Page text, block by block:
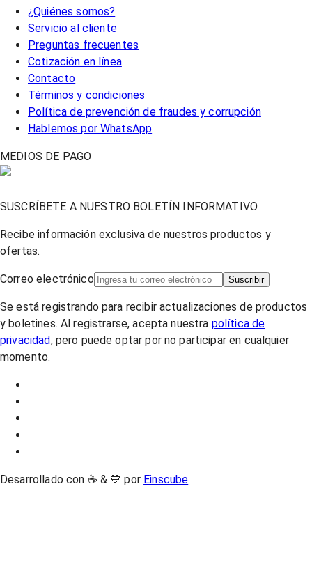
¿Quiénes somos?
Servicio al cliente
Preguntas frecuentes
Cotización en línea
Contacto
Términos y condiciones
Política de prevención de fraudes y corrupción
Hablemos por WhatsApp
MEDIOS DE PAGO
SUSCRÍBETE A NUESTRO BOLETÍN INFORMATIVO
Recibe información exclusiva de nuestros productos y
ofertas.
Correo electrónico Suscribir
Se está registrando para recibir actualizaciones de productos
y boletines. Al registrarse, acepta nuestra política de
privacidad, pero puede optar por no participar en cualquier
momento.
Desarrollado con ☕ & 💙 por Einscube